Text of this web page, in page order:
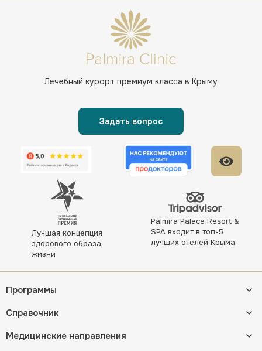
Лечебный курорт премиум класса в Крыму
Задать вопрос
Лучшая концепция
здорового образа
жизни
Palmira Palace Resort &
SPA входит в топ-5
лучших отелей Крыма
Программы
Справочник
Медицинские направления